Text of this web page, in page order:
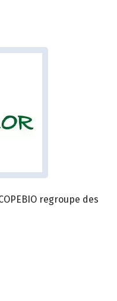
regroupe des